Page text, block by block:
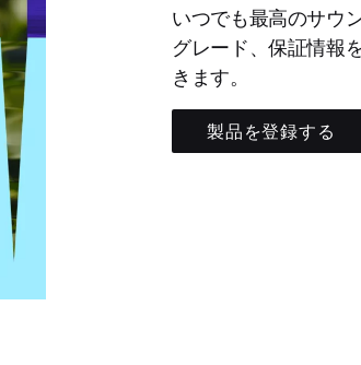
いつでも最高のサウ
グレード、保証情報
きます。
製品を登録する